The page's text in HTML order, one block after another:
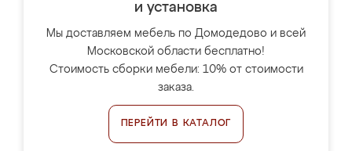
и установка
Мы доставляем мебель по Домодедово и всей
Московской области бесплатно!
Стоимость сборки мебели: 10% от стоимости
заказа.
ПЕРЕЙТИ В КАТАЛОГ